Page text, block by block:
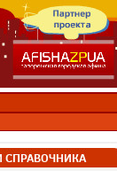
СПРАВОЧНИКА